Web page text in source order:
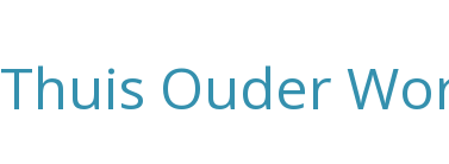
Thuis Ouder